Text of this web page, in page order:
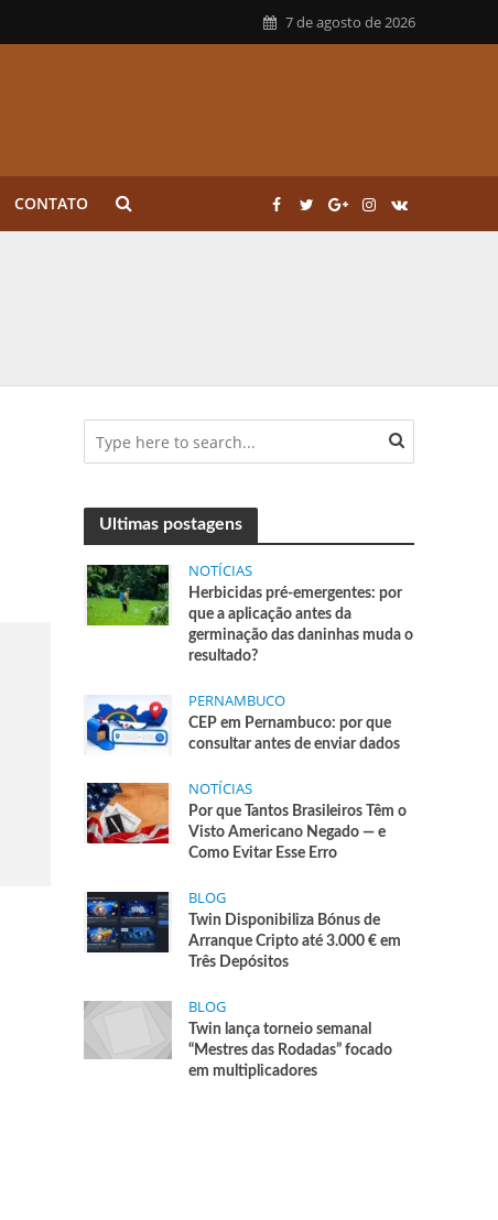
7 de agosto de 2026
CONTATO
Ultimas postagens
NOTÍCIAS
Herbicidas pré-emergentes: por
que a aplicação antes da
germinação das daninhas muda o
resultado?
PERNAMBUCO
CEP em Pernambuco: por que
consultar antes de enviar dados
NOTÍCIAS
Por que Tantos Brasileiros Têm o
Visto Americano Negado — e
Como Evitar Esse Erro
BLOG
Twin Disponibiliza Bónus de
Arranque Cripto até 3.000 € em
Três Depósitos
BLOG
Twin lança torneio semanal
“Mestres das Rodadas” focado
em multiplicadores